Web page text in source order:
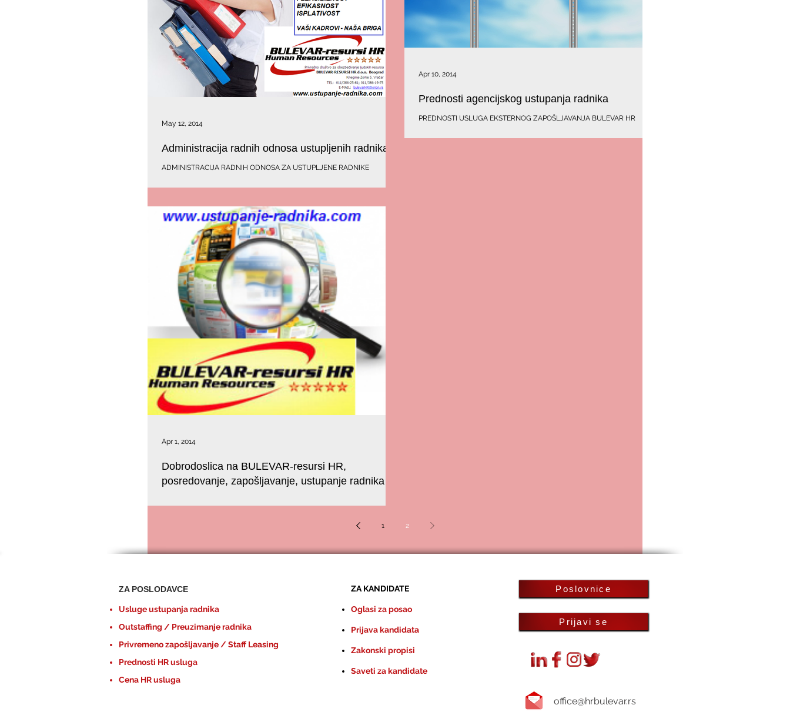
Administracija radnih odnosa ustupljenih radnika
ADMINISTRACIJA RADNIH ODNOSA ZA USTUPLJENE RADNIKE
May 12, 2014
Prednosti agencijskog ustupanja radnika
PREDNOSTI USLUGA EKSTERNOG ZAPOŠLJAVANJA BULEVAR HR
/izvršioca/...
Apr 10, 2014
Dobrodoslica na BULEVAR-resursi HR,
posredovanje, zapošljavanje, ustupanje radnika
Apr 1, 2014
1 2
ZA POSLODAVCE
Usluge ustupanja radnika
Outstaffing / Preuzimanje radnika
Privremeno zapošljavanje / Staff Leasing
Prednosti HR usluga
Cena HR usluga
ZA KANDIDATE
Oglasi za posao
Prijava kandidata
Zakonski propisi
Saveti za kandidate
Poslovnice
Prijavi se
office@hrbulevar.rs